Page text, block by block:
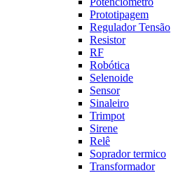
Prototipagem
Regulador Tensão
Resistor
RF
Robótica
Selenoide
Sensor
Sinaleiro
Trimpot
Sirene
Relê
Soprador termico
Transformador